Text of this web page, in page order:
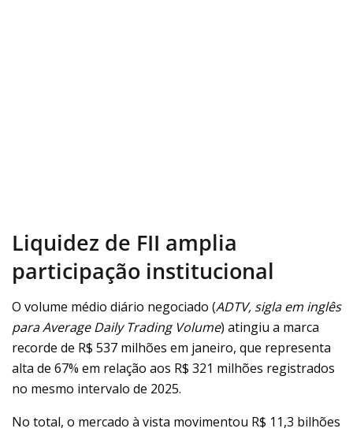
Liquidez de FII amplia
participação institucional
O volume médio diário negociado (ADTV, sigla em inglês
paraAverage Daily Trading Volume) atingiu a marca
recorde de R$ 537 milhões em janeiro, que representa
alta de 67% em relação aos R$ 321 milhões registrados
no mesmo intervalo de 2025.
No total, o mercado à vista movimentou R$ 11,3 bilhões